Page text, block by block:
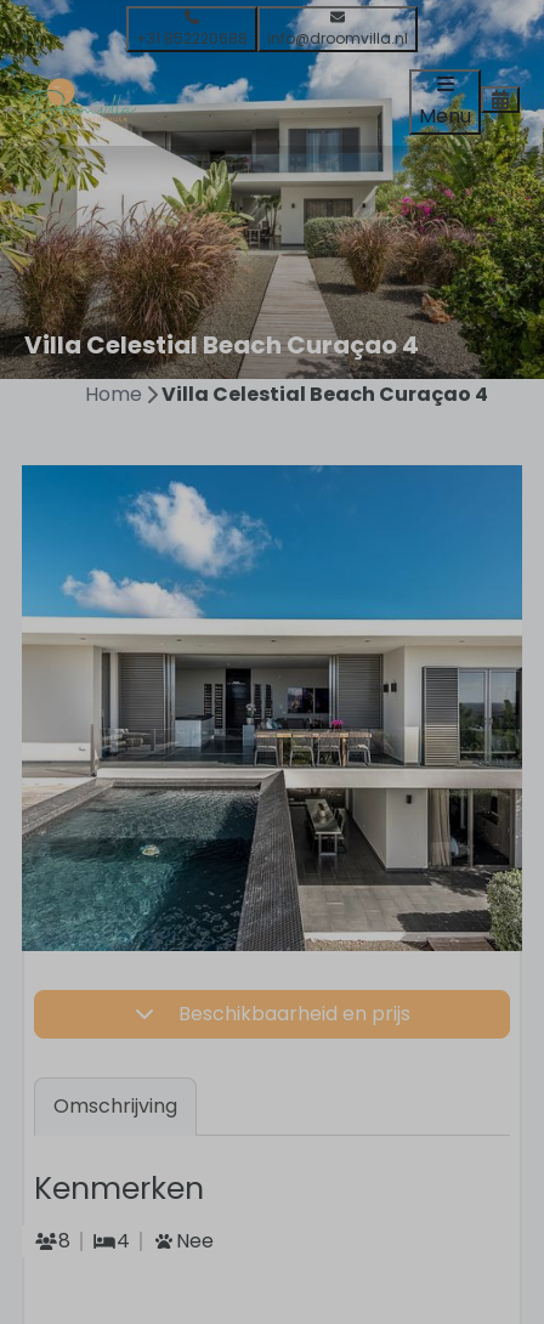
+31 852220688 info@droomvilla.nl
Menu
Villa Celestial Beach Curaçao 4
Home Villa Celestial Beach Curaçao 4
Beschikbaarheid en prijs
Omschrijving
Kenmerken
8 4 Nee